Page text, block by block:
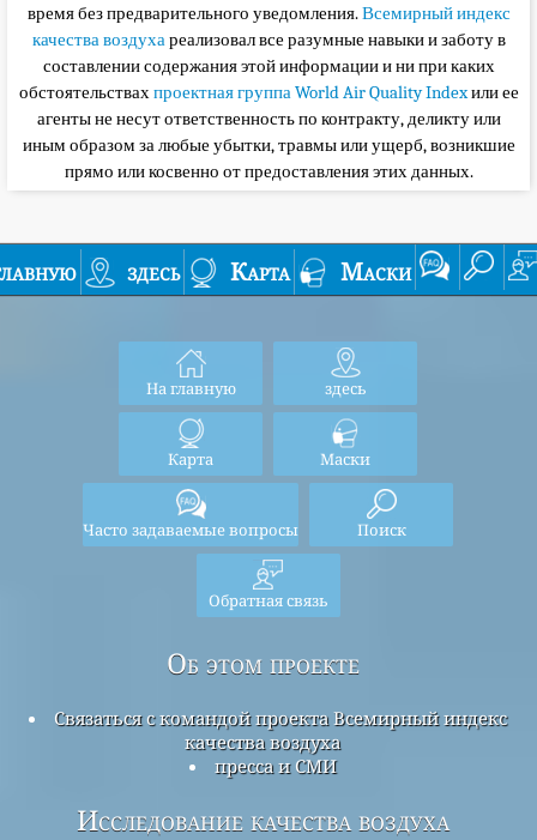
время без предварительного уведомления.Всемирный индекс
качества воздухареализовал все разумные навыки и заботу в
составлении содержания этой информации и ни при каких
обстоятельствахпроектная группа World Air Quality Indexили ее
агенты не несут ответственность по контракту, деликту или
иным образом за любые убытки, травмы или ущерб, возникшие
прямо или косвенно от предоставления этих данных.
здесь Карта Маски
На главную здесь
Карта Маски
Часто задаваемые вопросы Поиск
Обратная связь
Об этом проекте
Связаться с командой проекта Всемирный индекс
качества воздуха
пресса и СМИ
Исследование качества воздуха